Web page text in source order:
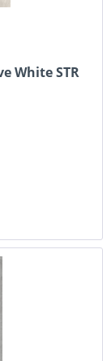
White STR